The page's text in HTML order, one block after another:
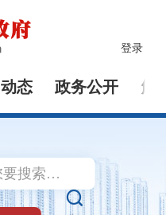
登录
态 政务公开 解
